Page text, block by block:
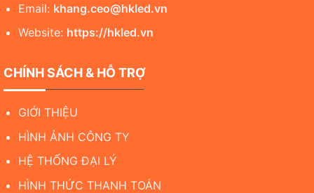
Email: khang.ceo@hkled.vn
Website: https://hkled.vn
CHÍNH SÁCH & HỖ TRỢ
GIỚI THIỆU
HÌNH ẢNH CÔNG TY
HỆ THỐNG ĐẠI LÝ
HÌNH THỨC THANH TOÁN